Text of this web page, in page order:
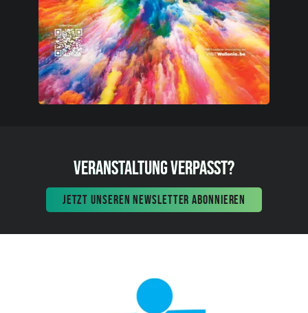
VERANSTALTUNG VERPASST?
JETZT UNSEREN NEWSLETTER ABONNIEREN